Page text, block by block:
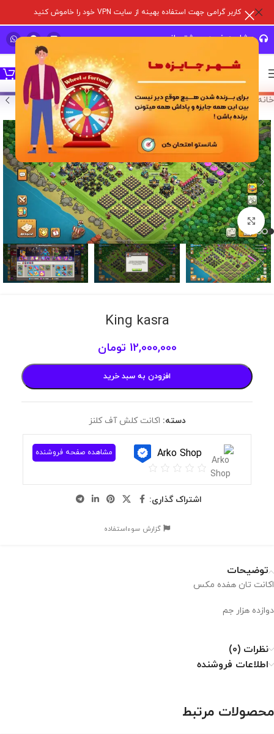
کاربر گرامی جهت استفاده بهینه از سایت VPN خود را خاموش کنید
مشاوره خرید و پشتیبانی سریع
خانه خرید اکانت بازی/اکانت کلش آف کلنز
برای بزرگنمایی کلیک کنید
King kasra
12,000,000 تومان
افزودن به سبد خرید
دسته: اکانت کلش آف کلنز
Arko Shop مشاهده صفحه فروشنده
اشتراک گذاری:
گزارش سوءاستفاده
توضیحات
اکانت تان هفده مکس
دوازده هزار جم
نظرات (0)
اطلاعات فروشنده
محصولات مرتبط